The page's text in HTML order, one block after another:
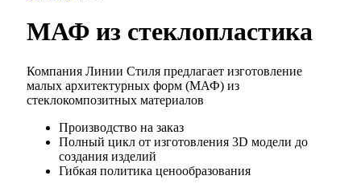
МАФ из стеклопластика
Компания Линии Стиля предлагает изготовление
малых архитектурных форм (МАФ) из
стеклокомпозитных материалов
Производство на заказ
Полный цикл от изготовления 3D модели до
создания изделий
Гибкая политика ценообразования